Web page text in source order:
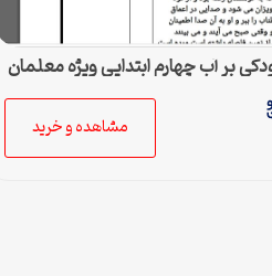
بر آب چهارم ابتدایی ویژه معلمان
مشاهده و خرید